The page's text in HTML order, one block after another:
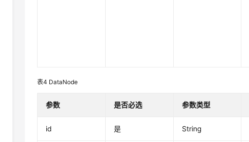
表4 DataNode
参数 是否必选 参数类型
id 是 String